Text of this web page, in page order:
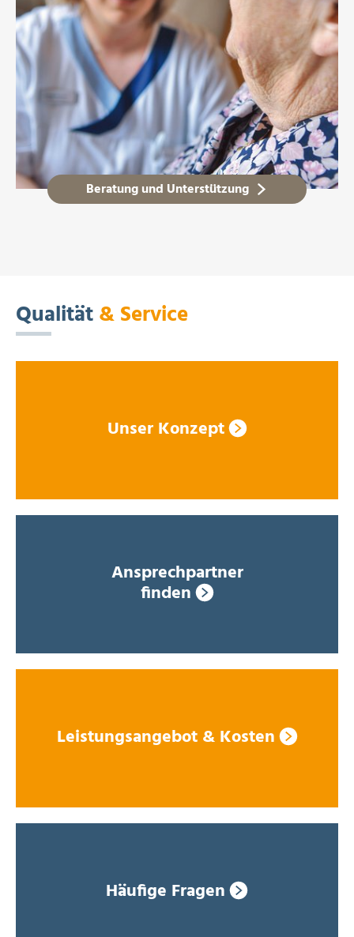
Beratung und Unterstützung
Qualität& Service
Unser Konzept
Ansprechpartner
finden
Leistungsangebot & Kosten
Häufige Fragen